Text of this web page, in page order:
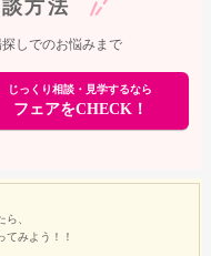
方法
しでのお悩みまで
じっくり相談・見学するなら
フェアをCHECK！
ら、
てみよう！！